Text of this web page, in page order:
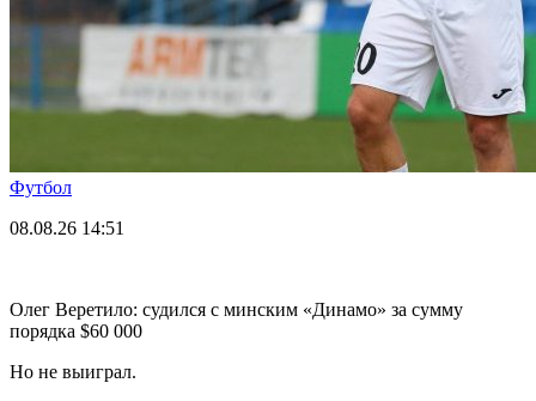
Футбол
08.08.26 14:51
Олег Веретило: судился с минским «Динамо» за сумму
порядка $60 000
Но не выиграл.